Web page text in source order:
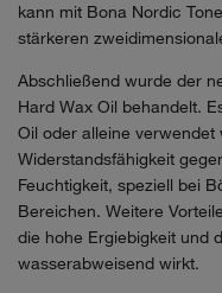
kann mit Bona Nordic
stärkeren
Abschließend wurde der
Hard Wax Oil behandelt.
Oil oder alleine
Widerstandsfähigkeit
Feuchtigkeit, speziell bei
Bereichen. Weitere
die hohe Ergiebigkeit und
wasserabweisend wirkt.